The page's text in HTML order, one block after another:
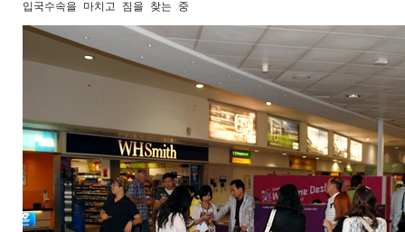
입국수속을 마치고 짐을 찾는 중